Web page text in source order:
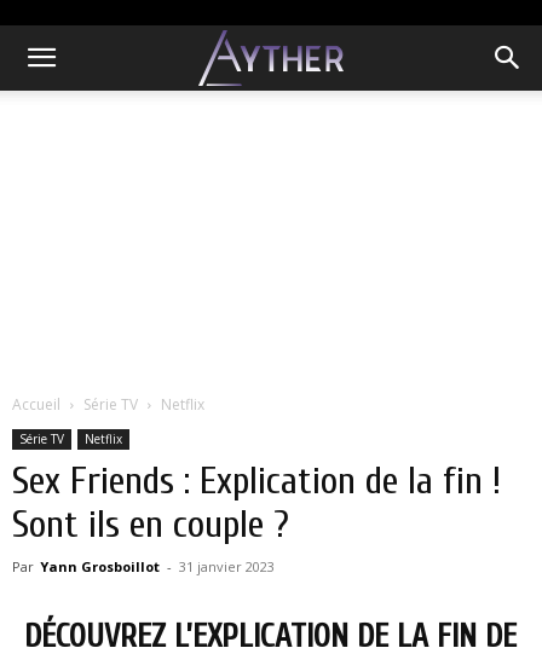
Accueil Série TV Netflix
Série TV Netflix
Sex Friends : Explication de la fin !
Sont ils en couple ?
Par Yann Grosboillot - 31 janvier 2023
DÉCOUVREZ L’EXPLICATION DE LA FIN DE